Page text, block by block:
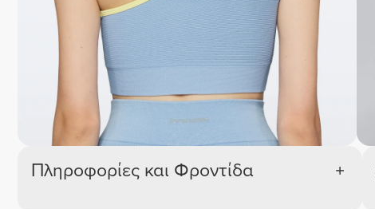
Πληροφορίες και Φροντίδα